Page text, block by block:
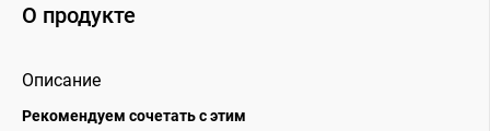
О продукте
Описание
Рекомендуем сочетать с этим